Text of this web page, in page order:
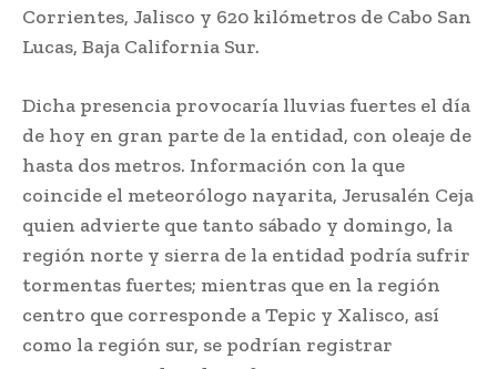
Corrientes, Jalisco y 620 kilómetros de Cabo San
Lucas, Baja California Sur.
Dicha presencia provocaría lluvias fuertes el día
de hoy en gran parte de la entidad, con oleaje de
hasta dos metros. Información con la que
coincide el meteorólogo nayarita, Jerusalén Ceja
quien advierte que tanto sábado y domingo, la
región norte y sierra de la entidad podría sufrir
tormentas fuertes; mientras que en la región
centro que corresponde a Tepic y Xalisco, así
como la región sur, se podrían registrar